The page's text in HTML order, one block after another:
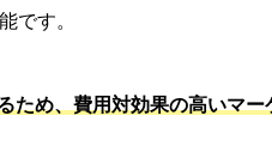
です。
ため、費用対効果の高いマー